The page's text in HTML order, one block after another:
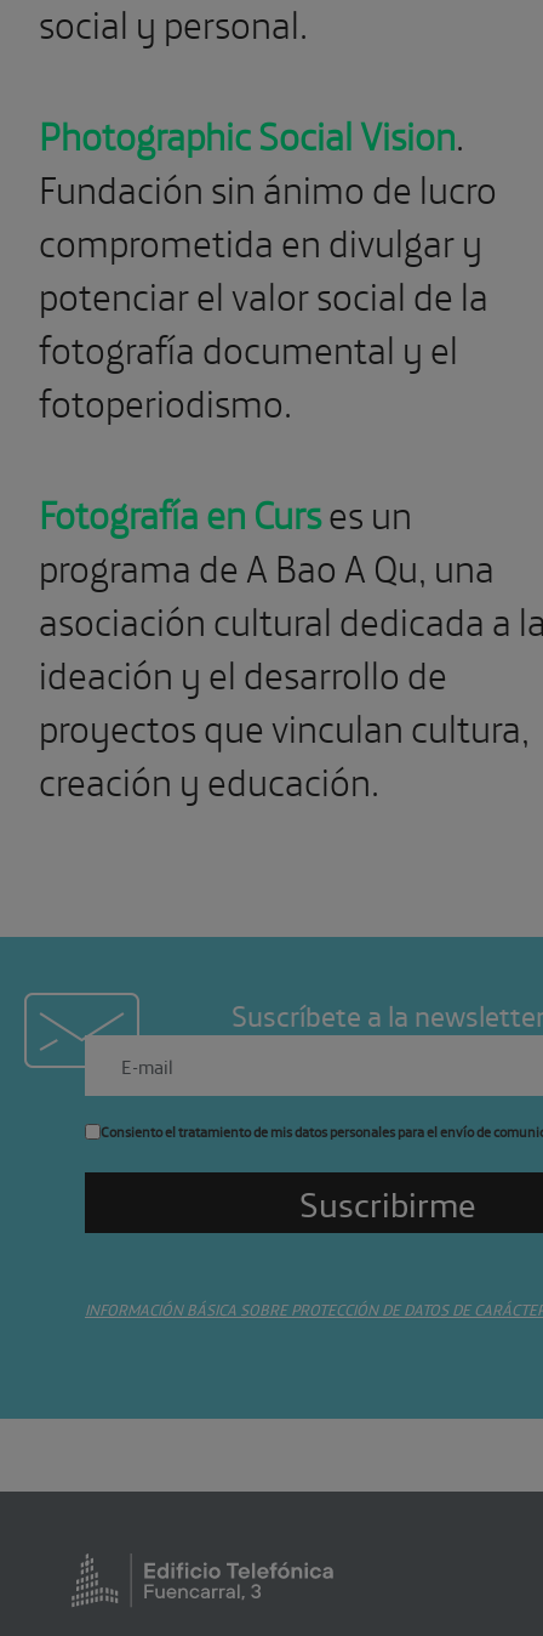
social y personal.
Photographic Social Vision.
Fundación sin ánimo de lucro
comprometida en divulgar y
potenciar el valor social de la
fotografía documental y el
fotoperiodismo.
Fotografía en Curses un
programa de A Bao A Qu, una
asociación cultural dedicada a
ideación y el desarrollo de
proyectos que vinculan cultura,
creación y educación.
Suscríbete a la
Consiento el tratamiento de mis datos personales para el envío de
INFORMACIÓN BÁSICA SOBRE PROTECCIÓN DE DATOS DE